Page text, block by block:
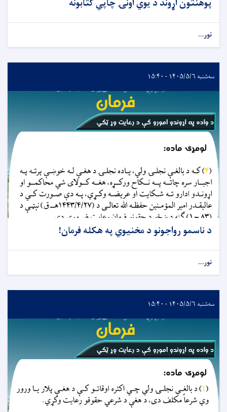
نور...
سه‌شنبه ۱۴۰۵/۵/۶ - ۱۵:۴۰
د ناسمو رواجونو د مخنیوي په هکله فرمان!
نور...
سه‌شنبه ۱۴۰۵/۵/۶ - ۱۵:۴۰